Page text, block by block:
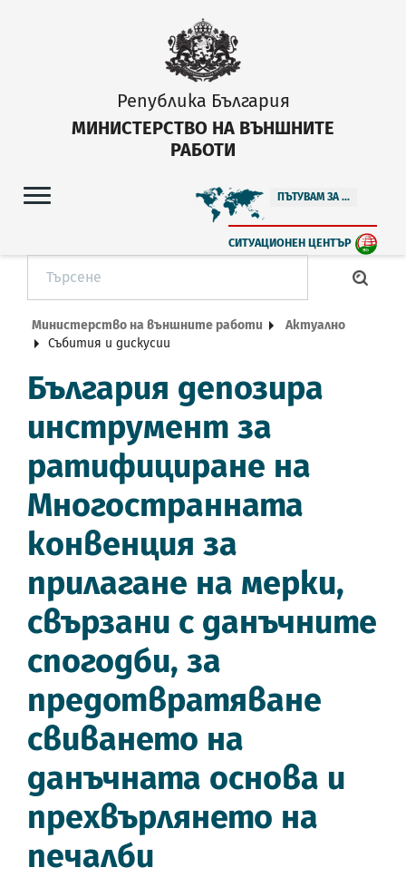
Република България
МИНИСТЕРСТВО НА ВЪНШНИТЕ
РАБОТИ
ПЪТУВАМ ЗА ...
СИТУАЦИОНЕН ЦЕНТЪР
Министерство на външните работи
Актуално
Събития и дискусии
България депозира
инструмент за
ратифициране на
Многостранната
конвенция за
прилагане на мерки,
свързани с данъчните
спогодби, за
предотвратяване
свиването на
данъчната основа и
прехвърлянето на
печалби